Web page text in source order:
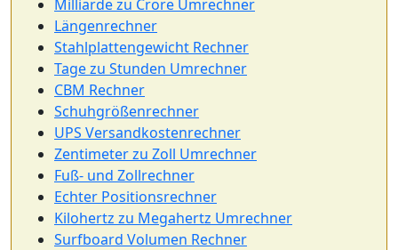
Milliarde zu Crore Umrechner
Längenrechner
Stahlplattengewicht Rechner
Tage zu Stunden Umrechner
CBM Rechner
Schuhgrößenrechner
UPS Versandkostenrechner
Zentimeter zu Zoll Umrechner
Fuß- und Zollrechner
Echter Positionsrechner
Kilohertz zu Megahertz Umrechner
Surfboard Volumen Rechner